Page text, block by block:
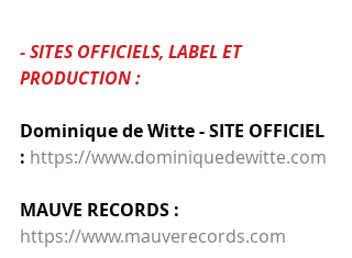
- SITES OFFICIELS, LABEL ET
PRODUCTION :
Dominique de Witte - SITE OFFICIEL
: https://www.dominiquedewitte.com
MAUVE RECORDS :
https://www.mauverecords.com